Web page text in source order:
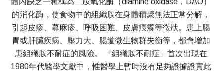
體內缺乏一種稱為二胺氧化酶（diamine oxidase，DAO）
的消化酶，使食物中的組織胺在身體積聚無法正常分解，
引起皮疹、蕁麻疹、呼吸困難、皮膚痕癢等徵狀。患上腸
胃或肝臟疾病、壓力大、腸道微生物群失衡等，都會增加
患組織胺不耐症的風險。 「組織胺不耐症」首次出現在
1980年代醫學文獻中，惟醫學上暫時沒有足夠證據證實此